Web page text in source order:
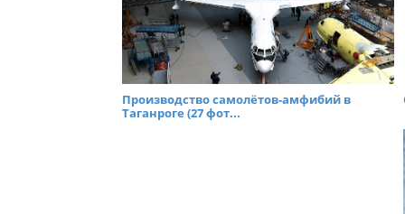
Производство самолётов-амфибий в
Таганроге (27 фот...